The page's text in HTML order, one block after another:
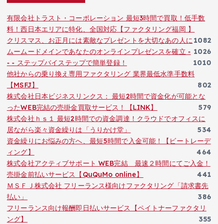
有限会社トラスト・コーポレーション 最短3時間で買取！低手数
料！西日本エリアに特化、全国対応【ファクタリング福岡 】
1082
クリスマス、お正月には素敵なプレゼントを大切なあの人に
1026
ムームードメインであなたのオンラインプレゼンスを確立 -
- - ステップバイステップで簡単登録！
1010
他社からの乗り換え専用ファクタリング 業界最低水準手数料
【MSFJ】
802
株式会社日本ビジネスリンクス： 最短2時間で資金化が可能とな
ったWEB完結の売掛金買取サービス！【LINK】
579
株式会社ｈｓ１ 最短2時間での資金調達！クラウドでオフィスに
居ながら楽々資金繰りは「うりかけ堂」
534
資金繰りにお悩みの方へ、最短5時間で入金可能！【ビートレーデ
ィング】
464
株式会社アクティブサポート WEB完結 最速２時間にてご入金！
売掛金前払いサービス【QuQuMo online】
441
ＭＳＦＪ株式会社 フリーランス様向けファクタリング「請求書先
払い」
386
フリーランス向け報酬即日払いサービス【ペイトナーファクタリ
ング】
355